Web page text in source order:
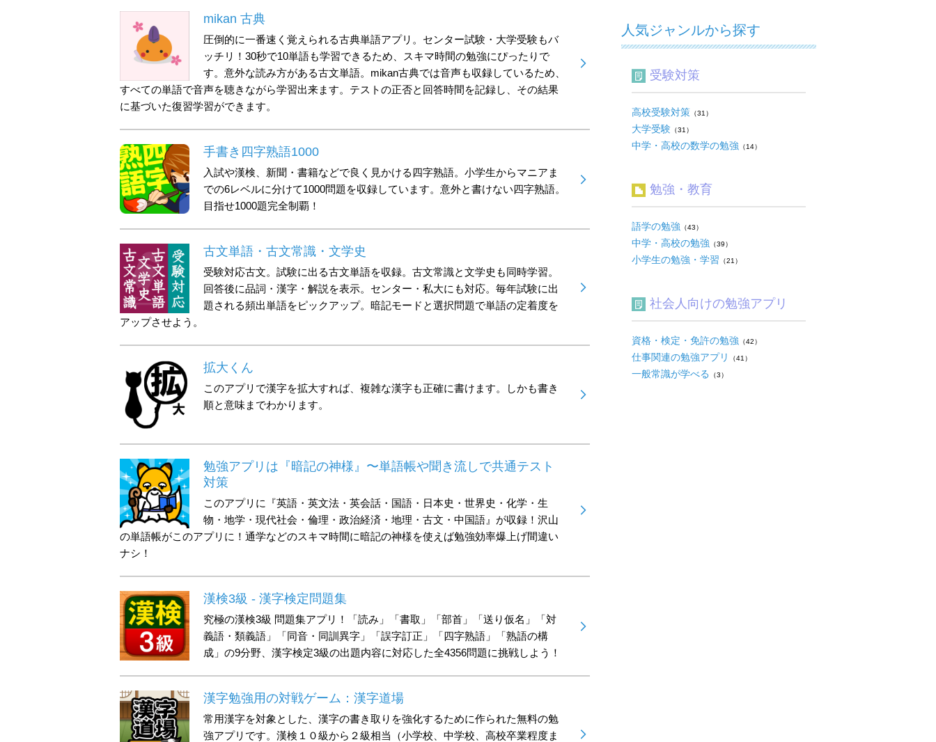
mikan 古典
圧倒的に一番速く覚えられる古典単語アプリ。センター試験・大学受験もバ
ッチリ！30秒で10単語も学習できるため、スキマ時間の勉強にぴったりで
す。意外な読み方がある古文単語。mikan古典では音声も収録しているため、
すべての単語で音声を聴きながら学習出来ます。テストの正否と回答時間を記録し、その結果
に基づいた復習学習ができます。
手書き四字熟語1000
入試や漢検、新聞・書籍などで良く見かける四字熟語。小学生からマニアま
での6レベルに分けて1000問題を収録しています。意外と書けない四字熟語。
目指せ1000題完全制覇！
古文単語・古文常識・文学史
受験対応古文。試験に出る古文単語を収録。古文常識と文学史も同時学習。
回答後に品詞・漢字・解説を表示。センター・私大にも対応。毎年試験に出
題される頻出単語をピックアップ。暗記モードと選択問題で単語の定着度を
アップさせよう。
拡大くん
このアプリで漢字を拡大すれば、複雑な漢字も正確に書けます。しかも書き
順と意味までわかります。
勉強アプリは『暗記の神様』〜単語帳や聞き流しで共通テスト
対策
このアプリに『英語・英文法・英会話・国語・日本史・世界史・化学・生
物・地学・現代社会・倫理・政治経済・地理・古文・中国語』が収録！沢山
の単語帳がこのアプリに！通学などのスキマ時間に暗記の神様を使えば勉強効率爆上げ間違い
ナシ！
漢検3級 - 漢字検定問題集
究極の漢検3級 問題集アプリ！「読み」「書取」「部首」「送り仮名」「対
義語・類義語」「同音・同訓異字」「誤字訂正」「四字熟語」「熟語の構
成」の9分野、漢字検定3級の出題内容に対応した全4356問題に挑戦しよう！
漢字勉強用の対戦ゲーム：漢字道場
常用漢字を対象とした、漢字の書き取りを強化するために作られた無料の勉
強アプリです。漢検１０級から２級相当（小学校、中学校、高校卒業程度ま
人気ジャンルから探す
受験対策
高校受験対策 （31）
大学受験 （31）
中学・高校の数学の勉強 （14）
勉強・教育
語学の勉強 （43）
中学・高校の勉強 （39）
小学生の勉強・学習 （21）
社会人向けの勉強アプリ
資格・検定・免許の勉強 （42）
仕事関連の勉強アプリ （41）
一般常識が学べる （3）